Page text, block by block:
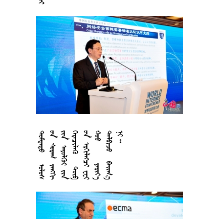





















































































 